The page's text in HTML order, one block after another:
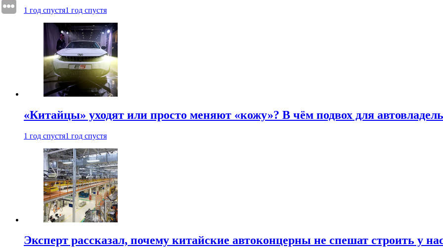
1 год спустя1 год спустя
«Китайцы» уходят или просто меняют «кожу»? В чём подвох для
1 год спустя1 год спустя
Эксперт рассказал, почему китайские автоконцерны не спешат строить у